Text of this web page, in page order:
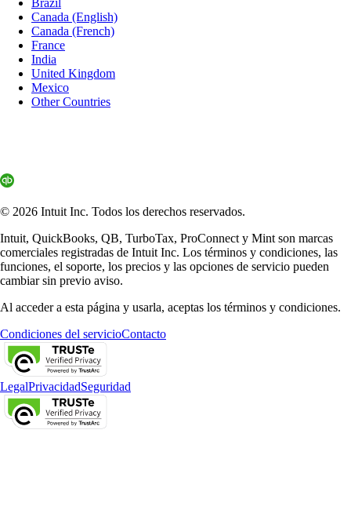
Canada (English)
Canada (French)
France
India
United Kingdom
Mexico
Other Countries
© 2026 Intuit Inc. Todos los derechos reservados.
Intuit, QuickBooks, QB, TurboTax, ProConnect y Mint son marcas
comerciales registradas de Intuit Inc. Los términos y condiciones, las
funciones, el soporte, los precios y las opciones de servicio pueden
cambiar sin previo aviso.
Al acceder a esta página y usarla, aceptas los términos y condiciones.
Condiciones del servicioContacto
LegalPrivacidadSeguridad